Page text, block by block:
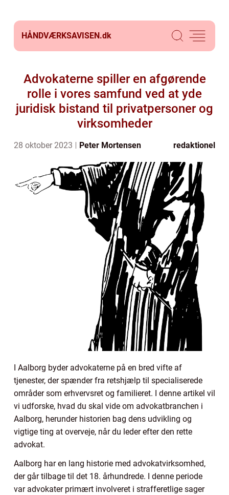
HÅNDVÆRKSAVISEN.dk
Advokaterne spiller en afgørende
rolle i vores samfund ved at yde
juridisk bistand til privatpersoner og
virksomheder
28 oktober 2023 Peter Mortensen redaktionel
I Aalborg byder advokaterne på en bred vifte af
tjenester, der spænder fra retshjælp til specialiserede
områder som erhvervsret og familieret. I denne artikel vil
vi udforske, hvad du skal vide om advokatbranchen i
Aalborg, herunder historien bag dens udvikling og
vigtige ting at overveje, når du leder efter den rette
advokat.
Aalborg har en lang historie med advokatvirksomhed,
der går tilbage til det 18. århundrede. I denne periode
var advokater primært involveret i strafferetlige sager